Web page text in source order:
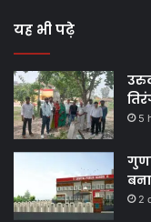
यह भी पढ़े
5
2